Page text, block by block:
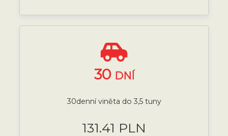
30 DNÍ
30denní viněta do 3,5 tuny
131.41 PLN